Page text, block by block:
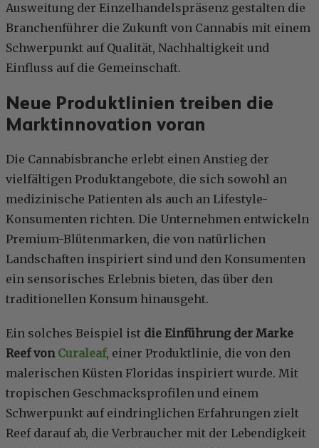
Ausweitung der Einzelhandelspräsenz gestalten die
Branchenführer die Zukunft von Cannabis mit einem
Schwerpunkt auf Qualität, Nachhaltigkeit und
Einfluss auf die Gemeinschaft.
Neue Produktlinien treiben die
Marktinnovation voran
Die Cannabisbranche erlebt einen Anstieg der
vielfältigen Produktangebote, die sich sowohl an
medizinische Patienten als auch an Lifestyle-
Konsumenten richten. Die Unternehmen entwickeln
Premium-Blütenmarken, die von natürlichen
Landschaften inspiriert sind und den Konsumenten
ein sensorisches Erlebnis bieten, das über den
traditionellen Konsum hinausgeht.
Ein solches Beispiel ist die Einführung der Marke
Reef von Curaleaf, einer Produktlinie, die von den
malerischen Küsten Floridas inspiriert wurde. Mit
tropischen Geschmacksprofilen und einem
Schwerpunkt auf eindringlichen Erfahrungen zielt
Reef darauf ab, die Verbraucher mit der Lebendigkeit